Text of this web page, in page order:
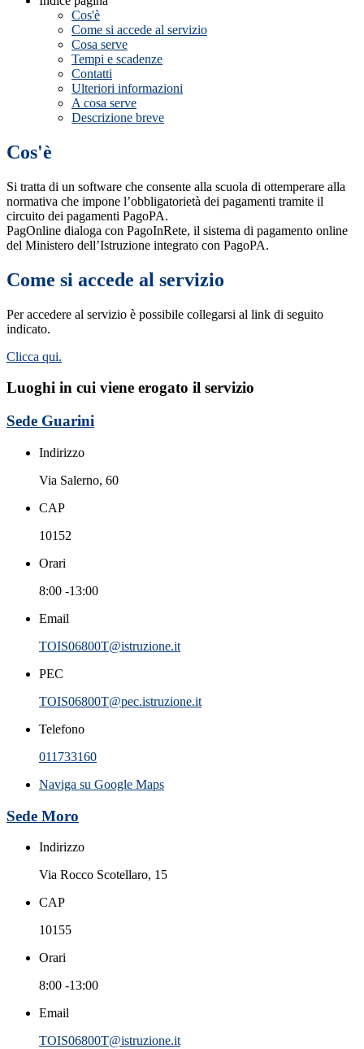
Cos'è
Come si accede al servizio
Cosa serve
Tempi e scadenze
Contatti
Ulteriori informazioni
A cosa serve
Descrizione breve
Cos'è
Si tratta di un software che consente alla scuola di ottemperare alla
normativa che impone l’obbligatorietà dei pagamenti tramite il
circuito dei pagamenti PagoPA.
PagOnline dialoga con PagoInRete, il sistema di pagamento online
del Ministero dell’Istruzione integrato con PagoPA.
Come si accede al servizio
Per accedere al servizio è possibile collegarsi al link di seguito
indicato.
Clicca qui.
Luoghi in cui viene erogato il servizio
Sede Guarini
Indirizzo
Via Salerno, 60
CAP
10152
Orari
8:00 -13:00
Email
TOIS06800T@istruzione.it
PEC
TOIS06800T@pec.istruzione.it
Telefono
011733160
Naviga su Google Maps
Sede Moro
Indirizzo
Via Rocco Scotellaro, 15
CAP
10155
Orari
8:00 -13:00
Email
TOIS06800T@istruzione.it